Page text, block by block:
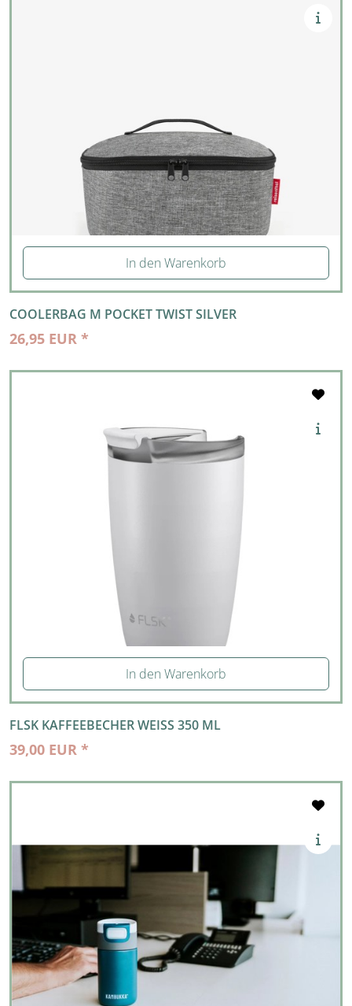
In den Warenkorb
COOLERBAG M POCKET TWIST SILVER
26,95 EUR *
In den Warenkorb
FLSK KAFFEEBECHER WEISS 350 ML
39,00 EUR *